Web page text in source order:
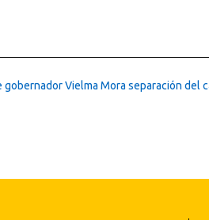
gobernador Vielma Mora separación del